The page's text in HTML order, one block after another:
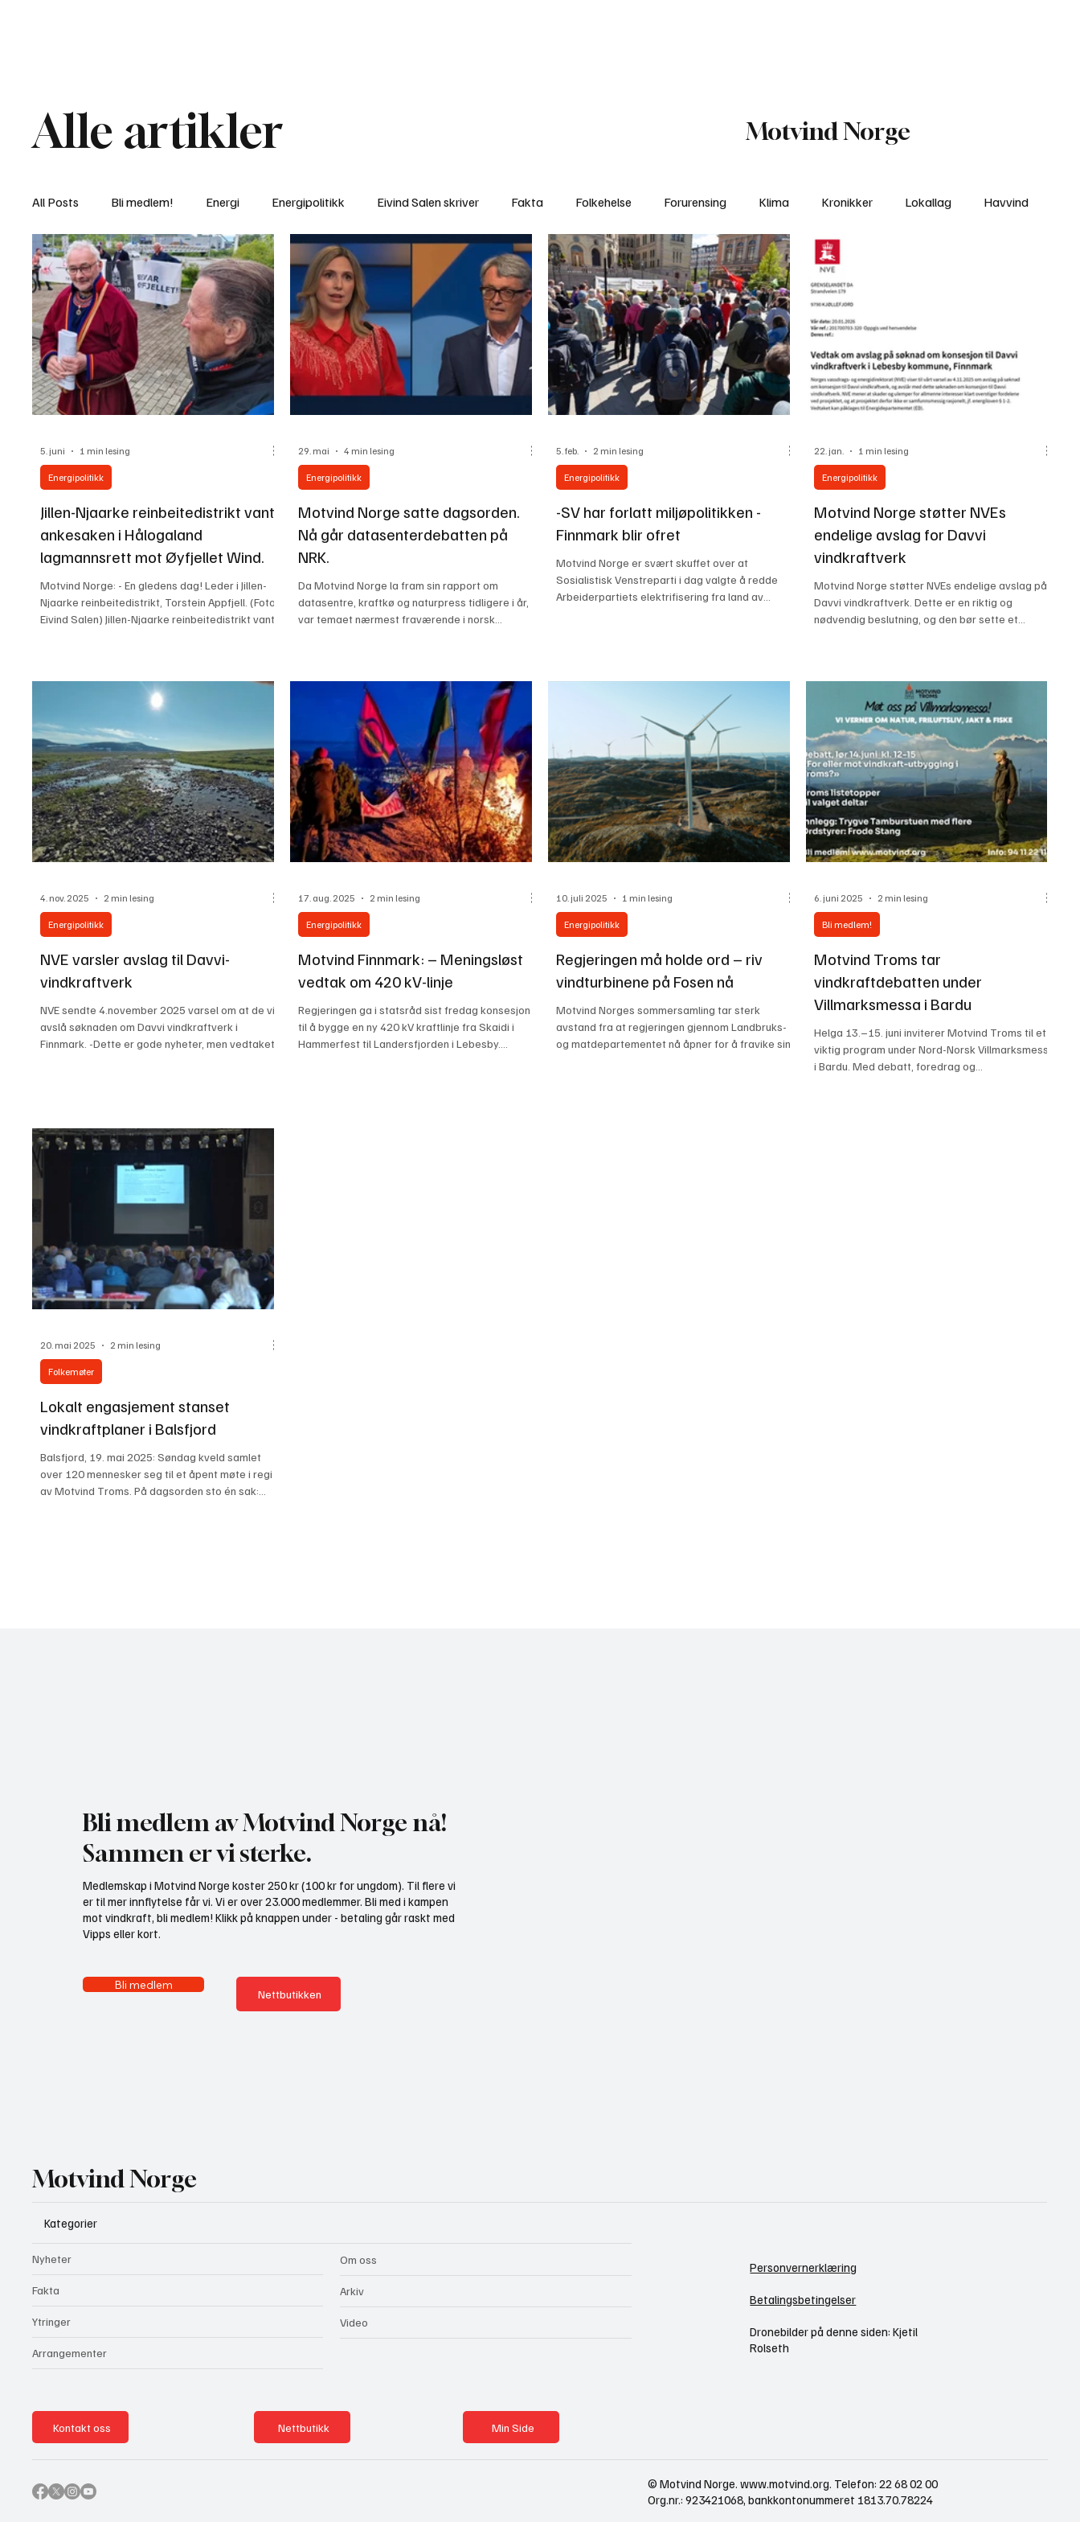
Alle artikler Motvind Norge
All Posts Bli medlem! Energi Energipolitikk Eivind Salen skriver Fakta Folkehelse Forurensing Klima Kronikker Lokallag Havvind
Lov og rett Lovbrudd Motvind Norge Natur Naturverdier Naturforvaltning Samisk Samisk rett Svekking av lokaldemokratiet
Rettslige skritt i Klartekst Ukens innlegg Utvalgte artikler Gaute forklarer Fakta om vindkraft Nyheter Lovbrudd Ungdom
Jillen-Njaarke reinbeitedistrikt vant
ankesaken i Hålogaland
lagmannsrett mot Øyfjellet Wind.
Motvind Norge: - En gledens dag! Leder i Jillen-
Njaarke reinbeitedistrikt, Torstein Appfjell. (Foto:
Eivind Salen) Jillen-Njaarke reinbeitedistrikt vant
reinbeitedistriktet Jonas Altinius til NRK. Saken
handler om byggingen av Øyfjellet
vindkraftanlegg i Vefsn kommune, som er Norges
største vindkraftanlegg . I desember 2024 slo
Helgeland tingre
Energipolitikk
5. juni 1 min lesing
Motvind Norge satte dagsorden.
Nå går datasenterdebatten på
NRK.
Da Motvind Norge la fram sin rapport om
datasentre, kraftkø og naturpress tidligere i år,
var temaet nærmest fraværende i norsk
Det er en debatt vi er glade for at endelig har
kommet, men vi savner fortsatt det viktigste
spørsmålet: Trenger Norge “mer kraft raskere”?
STEILE FRONTER: Sofie Marhaug i Rødt og Aker-
sjef Øystein Eriksen var alt annet en
Energipolitikk
29. mai 4 min lesing
-SV har forlatt miljøpolitikken -
Finnmark blir ofret
Motvind Norge er svært skuffet over at
Sosialistisk Venstreparti i dag valgte å redde
Arbeiderpartiets elektrifisering fra land av
fra land av Melkøya, aksepterer man samtidig et
økt press for massiv vindkraftutbygging i
Finnmark. Et klima- og kraftindustrielt press SVs
snuoperasjon skjer ikke i et vaku
Energipolitikk
5. feb. 2 min lesing
Motvind Norge støtter NVEs
endelige avslag for Davvi
vindkraftverk
Motvind Norge støtter NVEs endelige avslag på
Davvi vindkraftverk. Dette er en riktig og
nødvendig beslutning, og den bør sette et
fagmyndighet har vurdert saken grundig og
konkludert som den har gjort, bør utbyggerne
respektere avgjørelsen og trekke seg, sier John
Fiskvik, styreleder i Motvind Norge og fortsetter:
-Verdiene som står på spill er altfor store til
Energipolitikk
22. jan. 1 min lesing
NVE varsler avslag til Davvi-
vindkraftverk
NVE sendte 4.november 2025 varsel om at de vil
avslå søknaden om Davvi vindkraftverk i
Finnmark. -Dette er gode nyheter, men vedtaket
vindkraftverk. Årsaken er blant annet at
prosjektet ligger midt i ett av Norges aller
største sammenhengende villmarksområder, og
at området har særlig verdi for
Energipolitikk
4. nov. 2025 2 min lesing
Motvind Finnmark: – Meningsløst
vedtak om 420 kV-linje
Regjeringen ga i statsråd sist fredag konsesjon
til å bygge en ny 420 kV kraftlinje fra Skaidi i
Hammerfest til Landersfjorden i Lebesby....
Energipolitikk
17. aug. 2025 2 min lesing
Regjeringen må holde ord – riv
vindturbinene på Fosen nå
Motvind Norges sommersamling tar sterk
avstand fra at regjeringen gjennom Landbruks-
og matdepartementet nå åpner for å fravike sine
Energipolitikk
10. juli 2025 1 min lesing
Motvind Troms tar
vindkraftdebatten under
Villmarksmessa i Bardu
Helga 13.–15. juni inviterer Motvind Troms til et
viktig program under Nord-Norsk Villmarksmesse
i Bardu. Med debatt, foredrag og...
Bli medlem!
6. juni 2025 2 min lesing
Lokalt engasjement stanset
vindkraftplaner i Balsfjord
Balsfjord, 19. mai 2025: Søndag kveld samlet
over 120 mennesker seg til et åpent møte i regi
av Motvind Troms. På dagsorden sto én sak:...
Folkemøter
20. mai 2025 2 min lesing
Bli medlem av Motvind Norge nå!
Sammen er vi sterke.
Medlemskap i Motvind Norge koster 250 kr (100 kr for ungdom). Til flere vi
er til mer innflytelse får vi. Vi er over 23.000 medlemmer. Bli med i kampen
mot vindkraft, bli medlem! Klikk på knappen under - betaling går raskt med
Vipps eller kort.
Bli medlem
Nettbutikken
Motvind Norge
Kategorier
Nyheter
Fakta
Ytringer
Arrangementer
Om oss
Arkiv
Video
Personvernerklæring
Betalingsbetingelser
Dronebilder på denne siden: Kjetil
Rolseth
Kontakt oss Nettbutikk Min Side
© Motvind Norge.www.motvind.org. Telefon: 22 68 02 00
Org.nr.: 923421068, bankkontonummeret 1813.70.78224